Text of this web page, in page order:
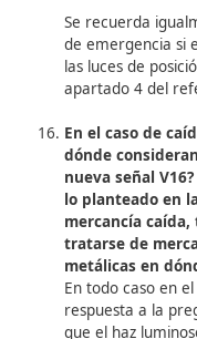
ocasiones los
caen,
señalización,
abandonan
acuerdo con
1428/2003,
Reglamento
accidente o
está
marcha, los
siempre que
plataforma